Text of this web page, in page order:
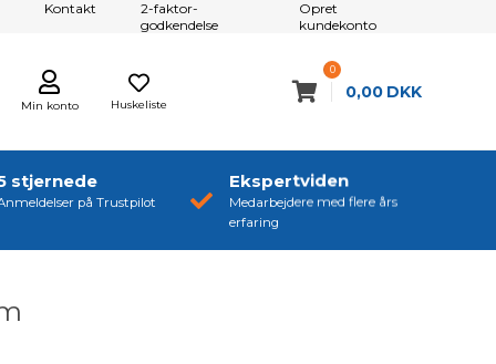
Kontakt
2-faktor-
godkendelse
Opret
kundekonto
Huskeliste
Min konto
0
0,00 DKK
stjernede
på Trustpilot
Ekspertviden
Medarbejdere med flere års
erfaring